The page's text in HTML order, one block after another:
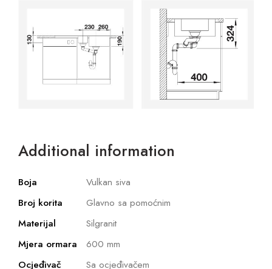
Additional information
Boja
Vulkan siva
Broj korita
Glavno sa pomoćnim
Materijal
Silgranit
Mjera ormara
600 mm
Ocjeđivač
Sa ocjeđivačem